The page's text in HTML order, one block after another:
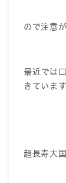
ので注意
最近では
きています
超長寿大